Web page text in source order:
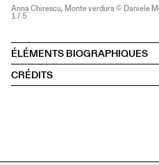
Anna Chirescu, Monte verdura © Daniele
1 / 5
ÉLÉMENTS BIOGRAPHIQUES
CRÉDITS